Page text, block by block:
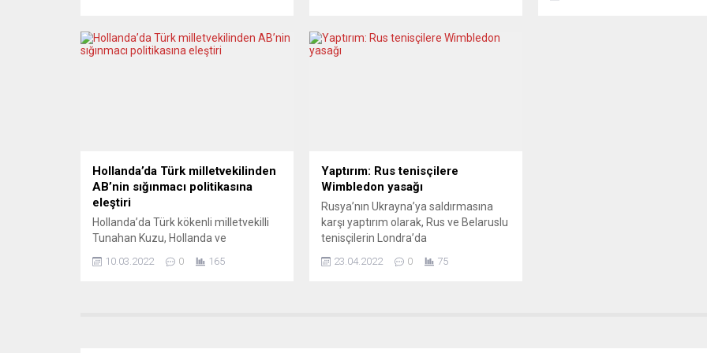
işlerini kaybeden çalışanları temsilen
meydana çok sayıda tahta çubuk
yetkililere resmi bilgilendirmede
bulunmadan Jasenovac ve Pokrac’ı
cumhuriyet rejiminin
Hollanda’da Türk milletvekilinden
AB’nin sığınmacı politikasına
eleştiri
Hollanda’da Türk kökenli milletvekilli
Tunahan Kuzu, Hollanda ve
eleştirdi. Üyelerinin çoğunluğunu Türk
10.03.2022 0 165
Yaptırım: Rus tenisçilere
Wimbledon yasağı
Rusya’nın Ukrayna’ya saldırmasına
karşı yaptırım olarak, Rus ve Belaruslu
tenisçilerin Londra’da
Turnuvası’na katılmasına izin
23.04.2022 0 75